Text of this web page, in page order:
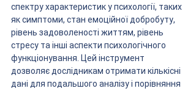
спектру характеристик у психології, таких
як симптоми, стан емоційної добробуту,
рівень задоволеності життям, рівень
стресу та інші аспекти психологічного
функціонування. Цей інструмент
дозволяє дослідникам отримати кількісні
дані для подальшого аналізу і порівняння